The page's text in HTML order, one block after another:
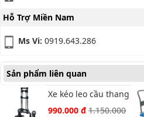
Hỗ Trợ Miền Nam
Ms Vi: 0919.643.286
Sản phẩm liên quan
Xe kéo leo cầu thang
ADVINDEQ TL-35/70
990.000 đ1.150.000